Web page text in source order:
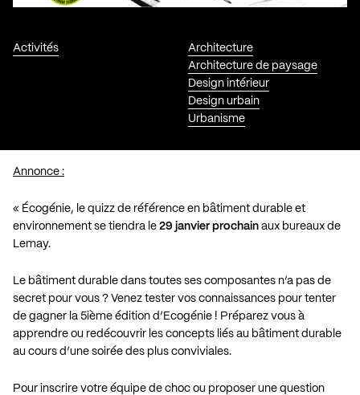
Activités
Architecture
Architecture de paysage
Design intérieur
Design urbain
Urbanisme
Annonce :
« Écogénie, le quizz de référence en bâtiment durable et
environnement se tiendra le 29 janvier prochain aux bureaux de
Lemay.
Le bâtiment durable dans toutes ses composantes n’a pas de
secret pour vous ? Venez tester vos connaissances pour tenter
de gagner la 5ième édition d’Ecogénie ! Préparez vous à
apprendre ou redécouvrir les concepts liés au bâtiment durable
au cours d’une soirée des plus conviviales.
Pour inscrire votre équipe de choc ou proposer une question